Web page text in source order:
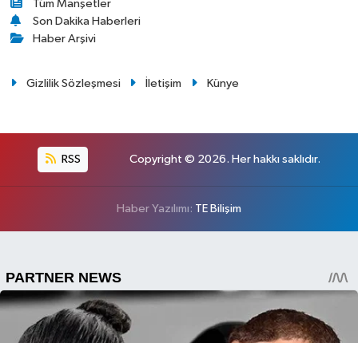
Tüm Manşetler
Son Dakika Haberleri
Haber Arşivi
Gizlilik Sözleşmesi İletişim Künye
RSS Copyright © 2026. Her hakkı saklıdır.
Haber Yazılımı: TE Bilişim